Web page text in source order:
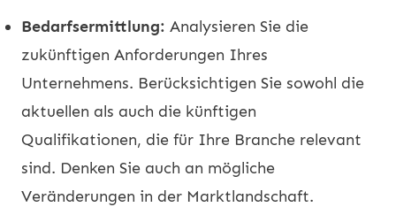
Bedarfsermittlung: Analysieren Sie die
zukünftigen Anforderungen Ihres
Unternehmens. Berücksichtigen Sie sowohl die
aktuellen als auch die künftigen
Qualifikationen, die für Ihre Branche relevant
sind. Denken Sie auch an mögliche
Veränderungen in der Marktlandschaft.